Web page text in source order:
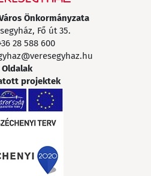
Önkormányzata
Fő út 35.
28 588 600
Oldalak
projektek